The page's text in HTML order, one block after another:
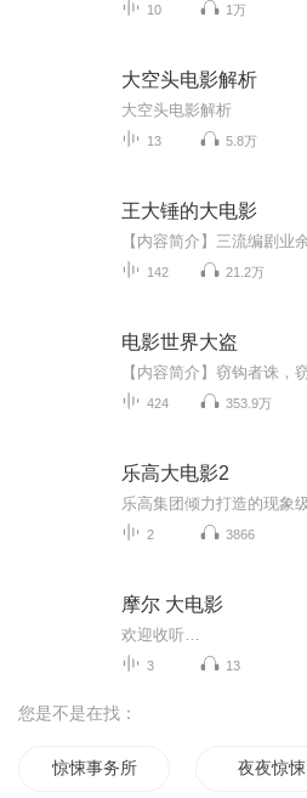
10 1万
大空头电影解析
大空头电影解析
13 5.8万
王大锤的大电影
142 21.2万
电影世界大盗
424 353.9万
乐高大电影2
2 3866
摩尔 大电影
欢迎收听…
3 13
您是不是在找：
惊悚事务所 夜夜惊悚